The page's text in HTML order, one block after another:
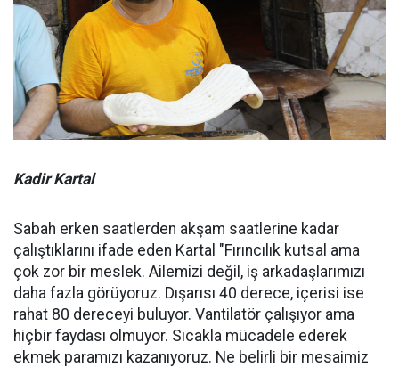
Kadir Kartal
Sabah erken saatlerden akşam saatlerine kadar
çalıştıklarını ifade eden Kartal "Fırıncılık kutsal ama
çok zor bir meslek. Ailemizi değil, iş arkadaşlarımızı
daha fazla görüyoruz. Dışarısı 40 derece, içerisi ise
rahat 80 dereceyi buluyor. Vantilatör çalışıyor ama
hiçbir faydası olmuyor. Sıcakla mücadele ederek
ekmek paramızı kazanıyoruz. Ne belirli bir mesaimiz